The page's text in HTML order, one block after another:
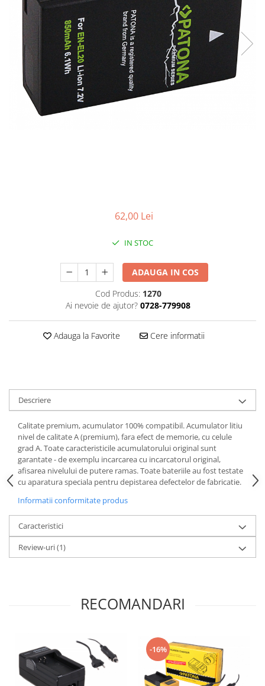
Smartwatch
62,00 Lei
IN STOC
ADAUGA IN COS
Cod Produs: 1270
Ai nevoie de ajutor? 0728-779908
Adauga la Favorite Cere informatii
Descriere
Calitate premium, acumulator 100% compatibil. Acumulator litiu
nivel de calitate A (premium), fara efect de memorie, cu celule
grad A. Toate caracteristicile acumulatorului original sunt
garantate - de exemplu incarcarea cu incarcatorul original,
afisarea nivelului de putere ramas. Toate bateriile au fost testate
cu aparatura speciala pentru depistarea defectelor de fabricatie.
Informatii conformitate produs
Caracteristici
Review-uri(1)
RECOMANDARI
-16%